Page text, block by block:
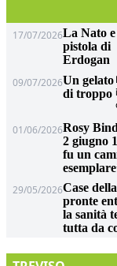
17/07/2026La Nato
pistola di
Erdogan
09/07/2026Un gelato
di troppo
01/06/2026Rosy
2 giugno
fu un
29/05/2026Case
pronte
la sanità
tutta da